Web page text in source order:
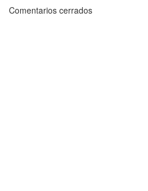
Comentarios cerrados